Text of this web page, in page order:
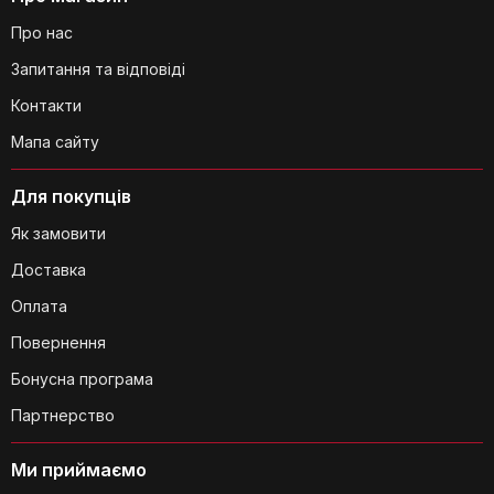
Чи легко чистити пляшку?
Чи можна мити пляшку в
посудомийній машині?
Для покупців
Як замовити
Доставка
Оплата
Повернення
Бонусна програма
Партнерство
Про нас
Запитання та відповіді
Контакти
Мапа сайту
Ми приймаємо